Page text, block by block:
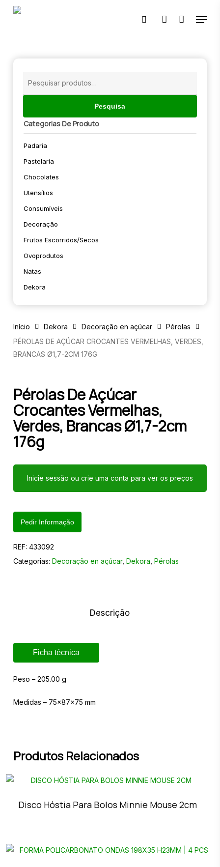
Skip
🔍
pesquisaraccount
Menu
Pesquisa
Categorias De Produto
Padaria
Pastelaria
Chocolates
Utensílios
Consumíveis
Decoração
Frutos Escorridos/secos
Ovoprodutos
Natas
Dekora
Início Dekora Decoração en açúcar
Pérolas
PÉROLAS DE AÇÚCAR CROCANTES VERMELHAS, VERDES,
BRANCAS Ø1,7-2CM 176G
Pérolas De Açúcar
Crocantes Vermelhas,
Verdes, Brancas Ø1,7-2cm
176g
Inicie sessão ou crie uma conta para ver os preços
Pedir Informação
REF: 433092
Categorias: Decoração en açúcar, Dekora Pérolas
Descrição
Ficha técnica
Peso – 205.00 g
Medidas – 75x87x75 mm
Produtos Relacionados
Disco Hóstia Para Bolos Minnie Mouse 2cm